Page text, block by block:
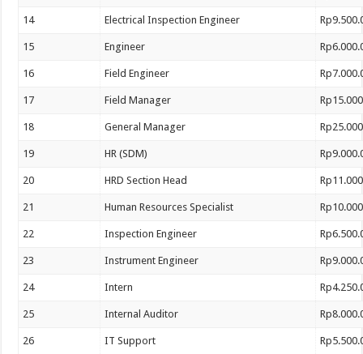
14 Electrical Inspection Engineer
15 Engineer
16 Field Engineer
17 Field Manager
18 General Manager
19 HR (SDM)
20 HRD Section Head
21 Human Resources Specialist
22 Inspection Engineer
23 Instrument Engineer
24 Intern
25 Internal Auditor
26 IT Support